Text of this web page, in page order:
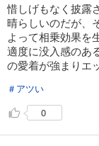
惜しげもなく披露
晴らしいのだが、
よって相乗効果を
適度に没入感のあ
の愛着が強まりエ
＃アツい
0